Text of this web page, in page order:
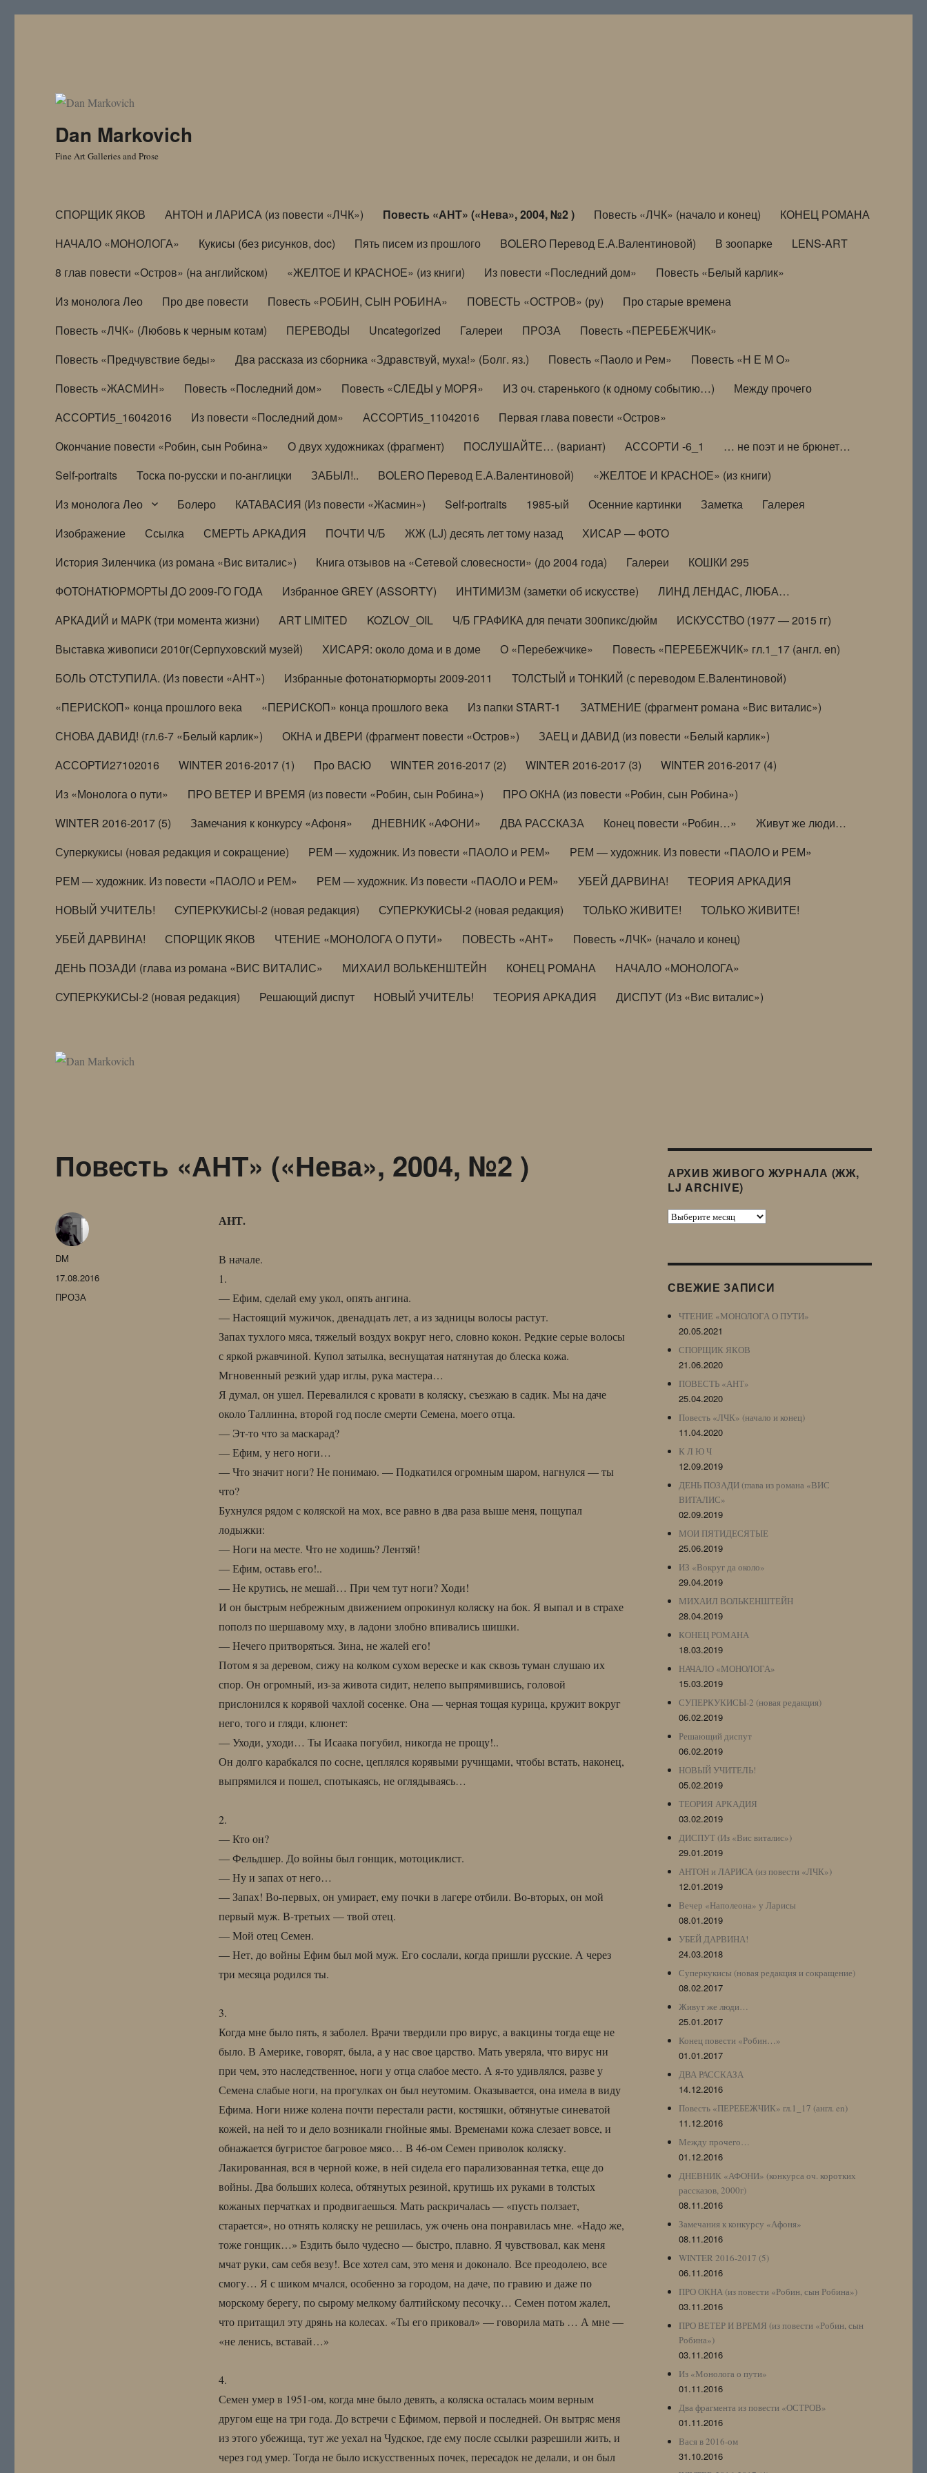
Dan Markovich
Fine Art Galleries and Prose
СПОРЩИК ЯКОВ АНТОН и ЛАРИСА (из повести «ЛЧК») Повесть «АНТ» («Нева», 2004, №2 ) Повесть «ЛЧК» (начало и конец)
КОНЕЦ РОМАНА
НАЧАЛО «МОНОЛОГА»
Кукисы (без рисунков, doc) Пять писем из прошлого BOLERO Перевод Е.А.Валентиновой) В зоопарке
LENS-ART
8 глав повести «Остров» (на английском)
«ЖЕЛТОЕ И КРАСНОЕ» (из книги) Из повести «Последний дом»
Повесть «Белый карлик»
Из монолога Лео
Про две повести Повесть «РОБИН, СЫН РОБИНА» ПОВЕСТЬ «ОСТРОВ» (ру)
Про старые времена
Повесть «ЛЧК» (Любовь к черным котам)
ПЕРЕВОДЫ Uncategorized Галереи ПРОЗА
Повесть «ПЕРЕБЕЖЧИК»
Повесть «Предчувствие беды»
Два рассказа из сборника «Здравствуй, муха!» (Болг. яз.) Повесть «Паоло и Рем»
Повесть «Н Е М О»
Повесть «ЖАСМИН»
Повесть «Последний дом» Повесть «СЛЕДЫ у МОРЯ» ИЗ оч. старенького (к одному событию…)
Между прочего
АССОРТИ5_16042016
Из повести «Последний дом» АССОРТИ5_11042016
Первая глава повести «Остров»
Окончание повести «Робин, сын Робина»
О двух художниках (фрагмент) ПОСЛУШАЙТЕ… (вариант) АССОРТИ -6_1
… не поэт и не брюнет…
Self-portraits
Тоска по-русски и по-англицки ЗАБЫЛ!.. BOLERO Перевод Е.А.Валентиновой)
«ЖЕЛТОЕ И КРАСНОЕ» (из книги)
Из монолога Лео
Болеро КАТАВАСИЯ (Из повести «Жасмин») Self-portraits 1985-ый Осенние картинки Заметка
Галерея
Изображение
Ссылка СМЕРТЬ АРКАДИЯ ПОЧТИ Ч/Б ЖЖ (LJ) десять лет тому назад
ХИСАР — ФОТО
История Зиленчика (из романа «Вис виталис»)
Книга отзывов на «Сетевой словесности» (до 2004 года) Галереи
КОШКИ 295
ФОТОНАТЮРМОРТЫ ДО 2009-ГО ГОДА
Избранное GREY (ASSORTY) ИНТИМИЗМ (заметки об искусстве)
ЛИНД ЛЕНДАС, ЛЮБА…
АРКАДИЙ и МАРК (три момента жизни)
ART LIMITED KOZLOV_OIL Ч/Б ГРАФИКА для печати 300пикс/дюйм
ИСКУССТВО (1977 — 2015 гг)
Выставка живописи 2010г(Серпуховский музей)
ХИСАРЯ: около дома и в доме О «Перебежчике»
Повесть «ПЕРЕБЕЖЧИК» гл.1_17 (англ. en)
БОЛЬ ОТСТУПИЛА. (Из повести «АНТ»)
Избранные фотонатюрморты 2009-2011
ТОЛСТЫЙ и ТОНКИЙ (с переводом Е.Валентиновой)
«ПЕРИСКОП» конца прошлого века
«ПЕРИСКОП» конца прошлого века Из папки START-1
ЗАТМЕНИЕ (фрагмент романа «Вис виталис»)
СНОВА ДАВИД! (гл.6-7 «Белый карлик»)
ОКНА и ДВЕРИ (фрагмент повести «Остров»)
ЗАЕЦ и ДАВИД (из повести «Белый карлик»)
АССОРТИ27102016
WINTER 2016-2017 (1) Про ВАСЮ WINTER 2016-2017 (2) WINTER 2016-2017 (3)
WINTER 2016-2017 (4)
Из «Монолога о пути»
ПРО ВЕТЕР И ВРЕМЯ (из повести «Робин, сын Робина»)
ПРО ОКНА (из повести «Робин, сын Робина»)
WINTER 2016-2017 (5)
Замечания к конкурсу «Афоня» ДНЕВНИК «АФОНИ» ДВА РАССКАЗА Конец повести «Робин…»
Живут же люди…
Суперкукисы (новая редакция и сокращение)
РЕМ — художник. Из повести «ПАОЛО и РЕМ»
РЕМ — художник. Из повести «ПАОЛО и РЕМ»
РЕМ — художник. Из повести «ПАОЛО и РЕМ»
РЕМ — художник. Из повести «ПАОЛО и РЕМ» УБЕЙ ДАРВИНА!
ТЕОРИЯ АРКАДИЯ
НОВЫЙ УЧИТЕЛЬ!
СУПЕРКУКИСЫ-2 (новая редакция) СУПЕРКУКИСЫ-2 (новая редакция) ТОЛЬКО ЖИВИТЕ!
ТОЛЬКО ЖИВИТЕ!
УБЕЙ ДАРВИНА!
СПОРЩИК ЯКОВ ЧТЕНИЕ «МОНОЛОГА О ПУТИ» ПОВЕСТЬ «АНТ»
Повесть «ЛЧК» (начало и конец)
ДЕНЬ ПОЗАДИ (глава из романа «ВИС ВИТАЛИС»
МИХАИЛ ВОЛЬКЕНШТЕЙН КОНЕЦ РОМАНА
НАЧАЛО «МОНОЛОГА»
СУПЕРКУКИСЫ-2 (новая редакция)
Решающий диспут НОВЫЙ УЧИТЕЛЬ! ТЕОРИЯ АРКАДИЯ ДИСПУТ (Из «Вис виталис»)
Повесть «АНТ» («Нева», 2004, №2 )
АНТ.
В начале.
1.
— Ефим, сделай ему укол, опять ангина.
— Настоящий мужичок, двенадцать лет, а из задницы волосы растут.
Запах тухлого мяса, тяжелый воздух вокруг него, словно кокон. Редкие серые волосы
с яркой ржавчиной. Купол затылка, веснущатая натянутая до блеска кожа.
Мгновенный резкий удар иглы, рука мастера…
Я думал, он ушел. Перевалился с кровати в коляску, съезжаю в садик. Мы на даче
около Таллинна, второй год после смерти Семена, моего отца.
— Эт-то что за маскарад?
— Ефим, у него ноги…
— Что значит ноги? Не понимаю. — Подкатился огромным шаром, нагнулся — ты
что?
Бухнулся рядом с коляской на мох, все равно в два раза выше меня, пощупал
лодыжки:
— Ноги на месте. Что не ходишь? Лентяй!
— Ефим, оставь его!..
— Не крутись, не мешай… При чем тут ноги? Ходи!
И он быстрым небрежным движением опрокинул коляску на бок. Я выпал и в страхе
пополз по шершавому мху, в ладони злобно впивались шишки.
— Нечего притворяться. Зина, не жалей его!
Потом я за деревом, сижу на колком сухом вереске и как сквозь туман слушаю их
спор. Он огромный, из-за живота сидит, нелепо выпрямившись, головой
прислонился к корявой чахлой сосенке. Она — черная тощая курица, кружит вокруг
него, того и гляди, клюнет:
— Уходи, уходи… Ты Исаака погубил, никогда не прощу!..
Он долго карабкался по сосне, цеплялся корявыми ручищами, чтобы встать, наконец,
выпрямился и пошел, спотыкаясь, не оглядываясь…
2.
— Кто он?
— Фельдшер. До войны был гонщик, мотоциклист.
— Ну и запах от него…
— Запах! Во-первых, он умирает, ему почки в лагере отбили. Во-вторых, он мой
первый муж. В-третьих — твой отец.
— Мой отец Семен.
— Нет, до войны Ефим был мой муж. Его сослали, когда пришли русские. А через
три месяца родился ты.
3.
Когда мне было пять, я заболел. Врачи твердили про вирус, а вакцины тогда еще не
было. В Америке, говорят, была, а у нас свое царство. Мать уверяла, что вирус ни
при чем, это наследственное, ноги у отца слабое место. А я-то удивлялся, разве у
Семена слабые ноги, на прогулках он был неутомим. Оказывается, она имела в виду
Ефима. Ноги ниже колена почти перестали расти, костяшки, обтянутые синеватой
кожей, на ней то и дело возникали гнойные ямы. Временами кожа слезает вовсе, и
обнажается бугристое багровое мясо… В 46-ом Семен приволок коляску.
Лакированная, вся в черной коже, в ней сидела его парализованная тетка, еще до
войны. Два больших колеса, обтянутых резиной, крутишь их руками в толстых
кожаных перчатках и продвигаешься. Мать раскричалась — «пусть ползает,
старается», но отнять коляску не решилась, уж очень она понравилась мне. «Надо же,
тоже гонщик…» Ездить было чудесно — быстро, плавно. Я чувствовал, как меня
мчат руки, сам себя везу!. Все хотел сам, это меня и доконало. Все преодолею, все
смогу… Я с шиком мчался, особенно за городом, на даче, по гравию и даже по
морскому берегу, по сырому мелкому балтийскому песочку… Семен потом жалел,
что притащил эту дрянь на колесах. «Ты его приковал» — говорила мать … А мне —
«не ленись, вставай…»
4.
Семен умер в 1951-ом, когда мне было девять, а коляска осталась моим верным
другом еще на три года. До встречи с Ефимом, первой и последней. Он вытряс меня
из этого убежища, тут же уехал на Чудское, где ему после ссылки разрешили жить, и
через год умер. Тогда не было искусственных почек, пересадок не делали, и он был
Автор
DM
Опубликовано
17.08.2016
Рубрики
ПРОЗА
АРХИВ ЖИВОГО ЖУРНАЛА (ЖЖ,
LJ ARCHIVE)
Архив
Archive)
СВЕЖИЕ ЗАПИСИ
ЧТЕНИЕ «МОНОЛОГА О ПУТИ»
20.05.2021
СПОРЩИК ЯКОВ
21.06.2020
ПОВЕСТЬ «АНТ»
25.04.2020
Повесть «ЛЧК» (начало и конец)
11.04.2020
К Л Ю Ч
12.09.2019
ДЕНЬ ПОЗАДИ (глава из романа «ВИС
ВИТАЛИС»
02.09.2019
МОИ ПЯТИДЕСЯТЫЕ
25.06.2019
ИЗ «Вокруг да около»
29.04.2019
МИХАИЛ ВОЛЬКЕНШТЕЙН
28.04.2019
КОНЕЦ РОМАНА
18.03.2019
НАЧАЛО «МОНОЛОГА»
15.03.2019
СУПЕРКУКИСЫ-2 (новая редакция)
06.02.2019
Решающий диспут
06.02.2019
НОВЫЙ УЧИТЕЛЬ!
05.02.2019
ТЕОРИЯ АРКАДИЯ
03.02.2019
ДИСПУТ (Из «Вис виталис»)
29.01.2019
АНТОН и ЛАРИСА (из повести «ЛЧК»)
12.01.2019
Вечер «Наполеона» у Ларисы
08.01.2019
УБЕЙ ДАРВИНА!
24.03.2018
Суперкукисы (новая редакция и сокращение)
08.02.2017
Живут же люди…
25.01.2017
Конец повести «Робин…»
01.01.2017
ДВА РАССКАЗА
14.12.2016
Повесть «ПЕРЕБЕЖЧИК» гл.1_17 (англ. en)
11.12.2016
Между прочего…
01.12.2016
ДНЕВНИК «АФОНИ» (конкурса оч. коротких
рассказов, 2000г)
08.11.2016
Замечания к конкурсу «Афоня»
08.11.2016
WINTER 2016-2017 (5)
06.11.2016
ПРО ОКНА (из повести «Робин, сын Робина»)
03.11.2016
ПРО ВЕТЕР И ВРЕМЯ (из повести «Робин, сын
Робина»)
03.11.2016
Из «Монолога о пути»
01.11.2016
Два фрагмента из повести «ОСТРОВ»
01.11.2016
Вася в 2016-ом
31.10.2016